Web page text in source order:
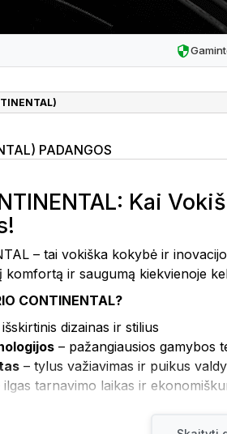
PADANGOS
Kai
– tai vokiška kokybė ir
komfortą ir saugumą kiekvienoje
CONTINENTAL?
išskirtinis dizainas ir stilius
– pažangiausios gamybos
– tylus važiavimas ir puikus
ilgas tarnavimo laikas ir